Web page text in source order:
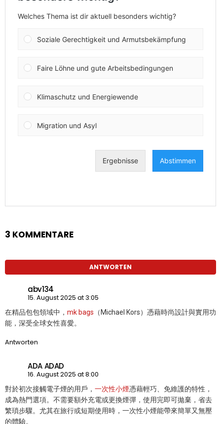
3 KOMMENTARE
ANTWORTEN
abv134
15. August 2025 at 3:05
在精品包包領域中， mk bags （Michael Kors）憑藉時尚設計與實用功
能，深受全球女性喜愛。
Antworten
ADA ADAD
16. August 2025 at 8:00
對於初次接觸電子煙的用戶， 一次性小煙憑藉輕巧、免維護的特性，
成為熱門選項。不需要額外充電或更換煙彈，使用完即可拋棄，省去
繁瑣步驟。尤其在旅行或短期使用時，一次性小煙能帶來簡單又無壓
的體驗。